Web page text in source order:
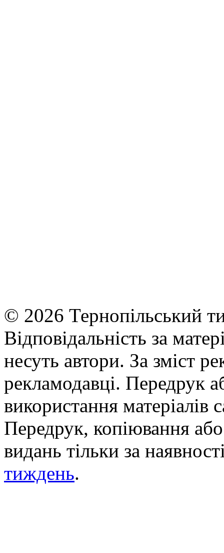
© 2026 Тернопільський
Відповідальність за
несуть автори. За зміст
рекламодавці. Передрук
використання матеріалів
Передрук, копіювання
видань тільки за
тиждень.